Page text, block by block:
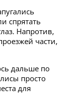
спрятать
Напротив,
части,
дальше по
просто
для